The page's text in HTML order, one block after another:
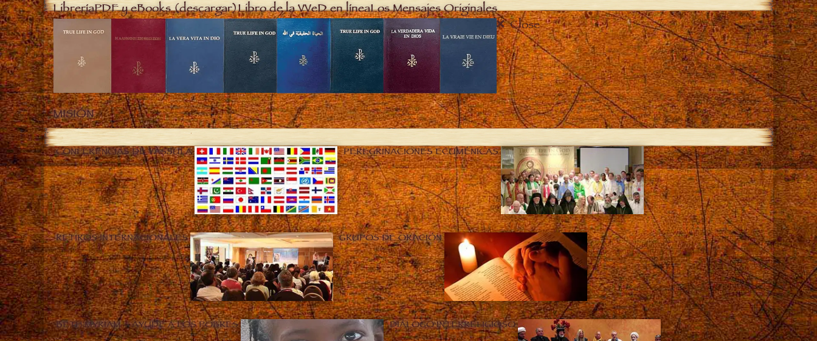
LibreríaPDF y eBooks (descargar)Libro de la VVeD en líneaLos Mensajes Originales
Close
MISIÓN
CONFERENCIAS DE VASSULA PEREGRINACIONES ECUMÉNICAS
RETIROS INTERNACIONALES GRUPOS DE ORACIÓN
BETH MYRIAM – AYUDE A LOS POBRES DIÁLOGO INTERRELIGIOSO